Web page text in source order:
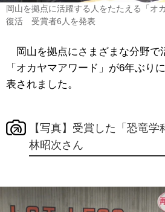
岡山を拠点に活躍する人をたたえる「オ
復活 受賞者6人を発表
岡山を拠点にさまざまな分野で
「オカヤマアワード」が6年ぶり
表されました。
【写真】受賞した「恐竜
林昭次さん